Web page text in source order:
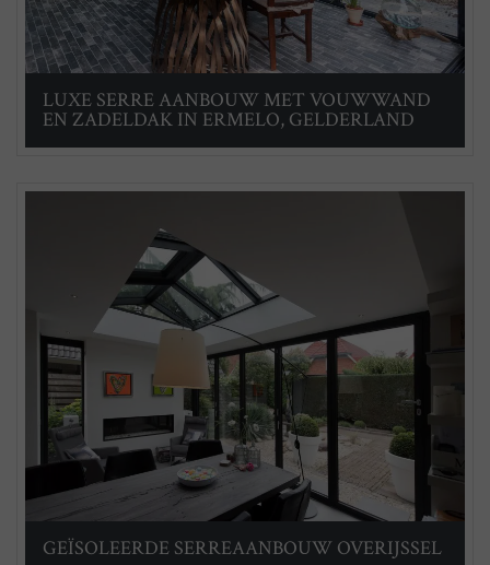
LUXE SERRE AANBOUW MET VOUWWAND
EN ZADELDAK IN ERMELO, GELDERLAND
GEÏSOLEERDE SERREAANBOUW OVERIJSSEL